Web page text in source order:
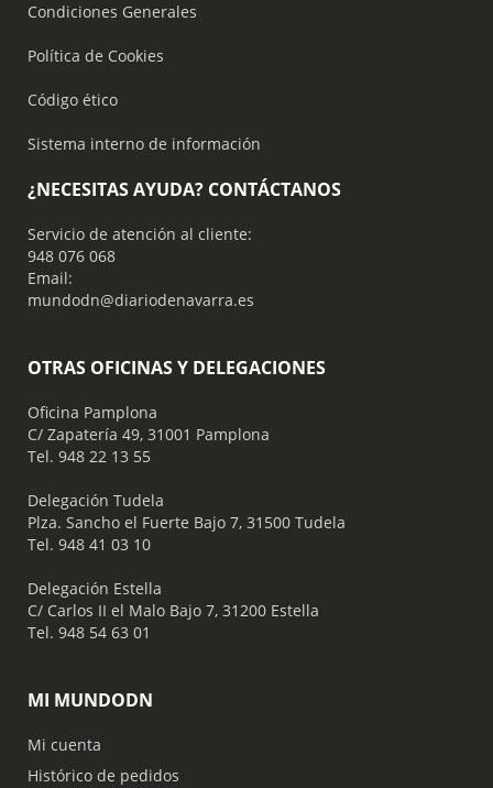
Condiciones Generales
Política de Cookies
Código ético
Sistema interno de información
¿NECESITAS AYUDA? CONTÁCTANOS
Servicio de atención al cliente:
948 076 068
Email:
mundodn@diariodenavarra.es
OTRAS OFICINAS Y DELEGACIONES
Oficina Pamplona
C/ Zapatería 49, 31001 Pamplona
Tel. 948 22 13 55
​ Delegación Tudela
Plza. Sancho el Fuerte Bajo 7, 31500 Tudela
Tel. 948 41 03 10
​ Delegación Estella
C/ Carlos II el Malo Bajo 7, 31200 Estella
Tel. 948 54 63 01
MI MUNDODN
Mi cuenta
Histórico de pedidos